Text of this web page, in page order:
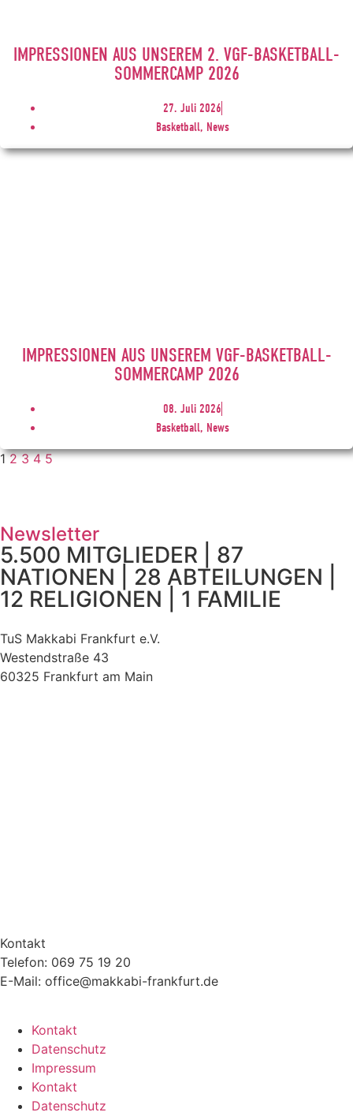
IMPRESSIONEN AUS UNSEREM 2. VGF-BASKETBALL-
SOMMERCAMP 2026
27. Juli 2026
Basketball, News
IMPRESSIONEN AUS UNSEREM VGF-BASKETBALL-
SOMMERCAMP 2026
08. Juli 2026
Basketball, News
1 2 3 4 5
Newsletter
5.500 MITGLIEDER | 87
NATIONEN | 28 ABTEILUNGEN |
12 RELIGIONEN | 1 FAMILIE
TuS Makkabi Frankfurt e.V.
Westendstraße 43
60325 Frankfurt am Main
Kontakt
Telefon: 069 75 19 20
E-Mail: office@makkabi-frankfurt.de
Kontakt
Datenschutz
Impressum
Kontakt
Datenschutz